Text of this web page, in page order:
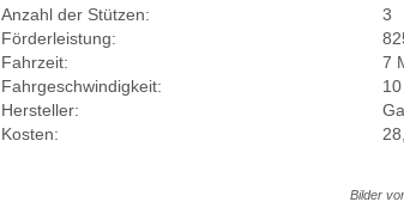
Anzahl der Stützen:
3
Förderleistung:
Fahrzeit:
7
Fahrgeschwindigkeit:
Hersteller:
Kosten:
Bilder